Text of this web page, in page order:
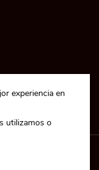
S.L.
experiencia en
utilizamos o